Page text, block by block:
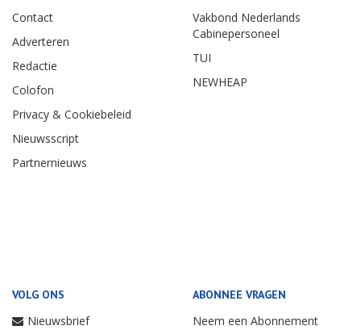
Contact
Adverteren
Redactie
Colofon
Privacy & Cookiebeleid
Nieuwsscript
Partnernieuws
Vakbond Nederlands
Cabinepersoneel
TUI
NEWHEAP
VOLG ONS
Nieuwsbrief
ABONNEE VRAGEN
Neem een Abonnement